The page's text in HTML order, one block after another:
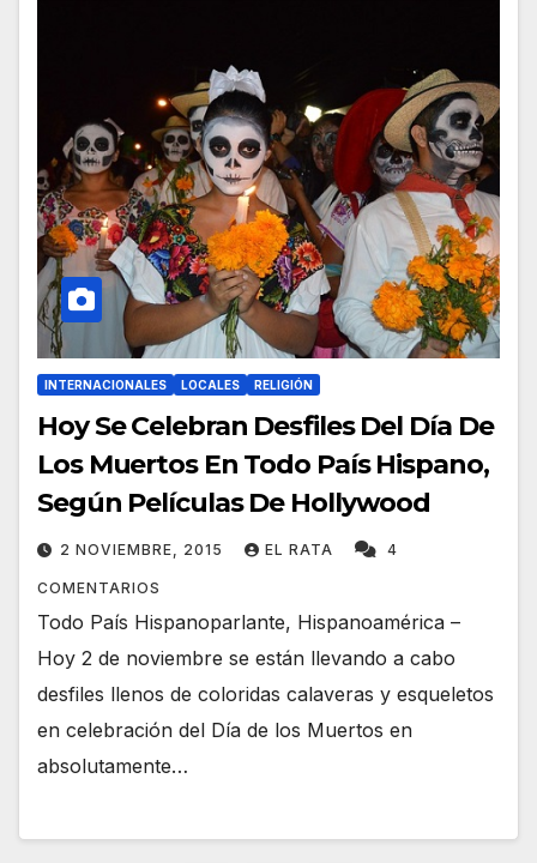
INTERNACIONALES LOCALES RELIGIÓN
Hoy Se Celebran Desfiles Del Día De
Los Muertos En Todo País Hispano,
Según Películas De Hollywood
2 NOVIEMBRE, 2015 EL RATA 4
COMENTARIOS
Todo País Hispanoparlante, Hispanoamérica –
Hoy 2 de noviembre se están llevando a cabo
desfiles llenos de coloridas calaveras y esqueletos
en celebración del Día de los Muertos en
absolutamente…